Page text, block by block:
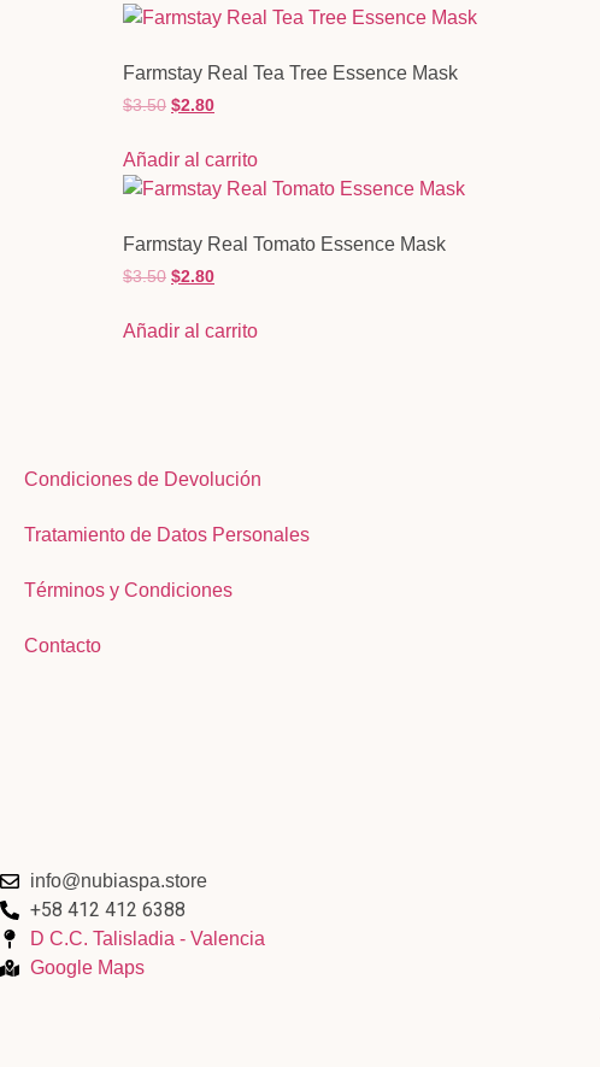
Farmstay Real Tea Tree Essence Mask
$3.50 $2.80
Añadir al carrito
Farmstay Real Tomato Essence Mask
$3.50 $2.80
Añadir al carrito
Condiciones de Devolución
Tratamiento de Datos Personales
Términos y Condiciones
Contacto
info@nubiaspa.store
+58 412 412 6388
D C.C. Talisladia - Valencia
Google Maps